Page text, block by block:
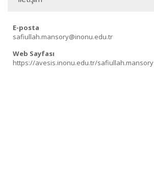
E-posta
safiullah.mansory@inonu.edu.tr
Web Sayfası
https://avesis.inonu.edu.tr/safiullah.mansory